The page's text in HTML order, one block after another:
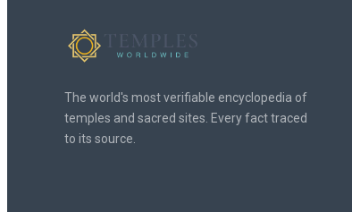
The world's most verifiable encyclopedia of
temples and sacred sites. Every fact traced
to its source.